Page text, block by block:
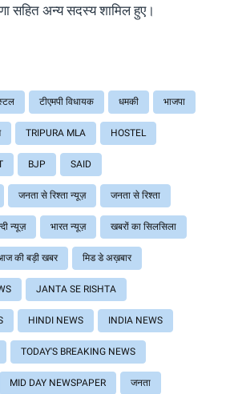
सहित अन्य सदस्य शामिल हुए।
टीएमपी विधायक धमकी भाजपा
TRIPURA MLA HOSTEL
BJP SAID
जनता से रिश्ता न्यूज़ जनता से रिश्ता
न्यूज़ भारत न्यूज़ खबरों का सिलसिला
की बड़ी खबर मिड डे अख़बार
JANTA SE RISHTA
HINDI NEWS INDIA NEWS
TODAY'S BREAKING NEWS
MID DAY NEWSPAPER जनता